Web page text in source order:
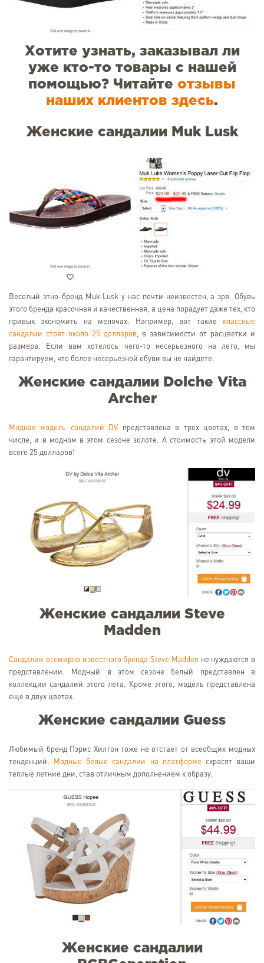
Хотите узнать, заказывал ли
уже кто-то товары с нашей
помощью? Читайте отзывы
наших клиентов здесь.
Женские сандалии Muk Lusk
Веселый этно-бренд Muk Lusk у нас почти неизвестен, а зря. Обувь
этого бренда красочная и качественная, а цена порадует даже тех, кто
привык экономить на мелочах. Например, вот такие классные
сандалии стоят около 25 долларов, в зависимости от расцветки и
размера. Если вам хотелось чего-то несерьезного на лето, мы
гарантируем, что более несерьезной обуви вы не найдете.
Женские сандалии Dolche Vita
Archer
Модная модель сандалий DV представлена в трех цветах, в том
числе, и в модном в этом сезоне золоте. А стоимость этой модели
всего 25 долларов!
Женские сандалии Steve
Madden
Сандалии всемирно известного бренда Steve Madden не нуждаются в
представлении. Модный в этом сезоне белый представлен в
коллекции сандалий этого лета. Кроме этого, модель представлена
еще в двух цветах.
Женские сандалии Guess
Любимый бренд Пэрис Хилтон тоже не отстает от всеобщих модных
тенденций.
Модные белые сандалии на платформе скрасят ваши
теплые летние дни, став отличным дополнением к образу.
Женские сандалии